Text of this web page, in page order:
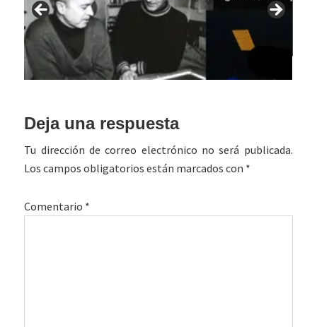
Interacciones
con
los
Deja una respuesta
Tu dirección de correo electrónico no será publicada.
Los campos obligatorios están marcados con *
Comentario *